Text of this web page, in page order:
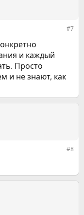
#7
и каждый
Просто
и не знают, как
#8